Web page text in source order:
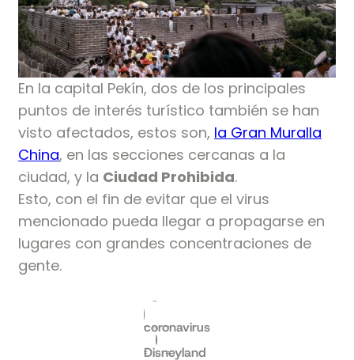
En la capital Pekín, dos de los principales
puntos de interés turístico también se han
visto afectados, estos son, la Gran Muralla
China, en las secciones cercanas a la
ciudad, y la Ciudad Prohibida.
Esto, con el fin de evitar que el virus
mencionado pueda llegar a propagarse en
lugares con grandes concentraciones de
gente.
coronavirus
Disneyland